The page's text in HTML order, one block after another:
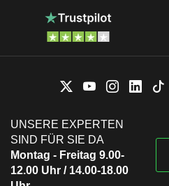
UNSERE EXPERTEN
SIND FÜR SIE DA
Montag - Freitag 9.00-
12.00 Uhr / 14.00-18.00